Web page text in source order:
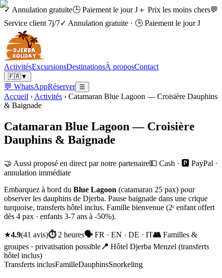
✓ Annulation gratuite🕒 Paiement le jour J＋ Prix les moins chers💬
Service client 7j/7✓ Annulation gratuite · 🕒 Paiement le jour J
ActivitésExcursionsDestinationsÀ proposContact
🇫🇷▼
💬 WhatsAppRéserver ☰
Accueil › Activités › Catamaran Blue Lagoon — Croisière Dauphins
& Baignade
Catamaran Blue Lagoon — Croisière
Dauphins & Baignade
🤝 Aussi proposé en direct par notre partenaire💵 Cash · 🅿️ PayPal ·
annulation immédiate
Embarquez à bord du Blue Lagoon (catamaran 25 pax) pour
observer les dauphins de Djerba. Pause baignade dans une crique
turquoise, transferts hôtel inclus. Famille bienvenue (2ᵉ enfant offert
dès 4 pax · enfants 3-7 ans à -50%).
★4.9(41 avis)⏱ 2 heures🗣 FR · EN · DE · IT👥 Familles &
groupes · privatisation possible📍 Hôtel Djerba Menzel (transferts
hôtel inclus)
Transferts inclusFamilleDauphinsSnorkeling